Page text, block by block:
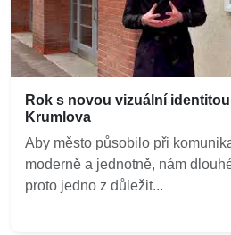
Rok s novou vizuální
Krumlova
Aby město působilo při
moderně a jednotně, nám
proto jedno z důležit...